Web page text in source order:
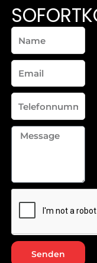
Email
Message
Senden